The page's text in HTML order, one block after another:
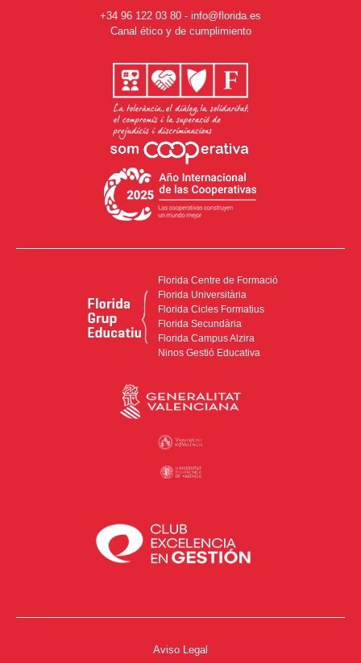
+34 96 122 03 80 - info@florida.es
Canal ético y de cumplimiento
Florida Centre de Formació
Florida Universitària
Florida Cicles Formatius
Florida Secundària
Florida Campus Alzira
Ninos Gestió Educativa
Aviso Legal